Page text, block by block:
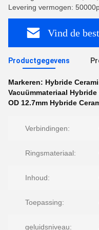
Levering vermogen:
Vind de
Productgegevens
Markeren: Hybride
Vacuümmateriaal
OD 12.7mm Hybride
Verbindingen:
Ringsmateriaal:
Inhoud:
Toepassing:
geluidsniveau: